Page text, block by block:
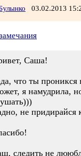
03.02.2013
Саша!
что ты
я намудрила,
не
следить не